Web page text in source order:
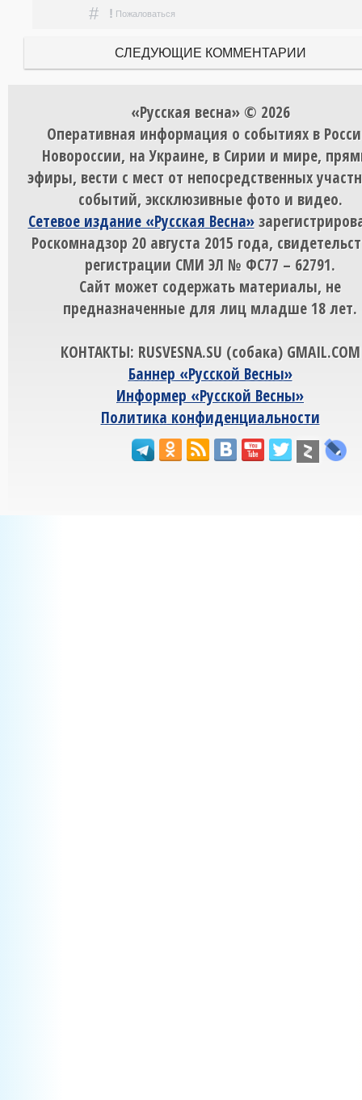
# ! Пожаловаться
СЛЕДУЮЩИЕ КОММЕНТАРИИ
«Русская весна» © 2026
Оперативная информация о событиях в
Новороссии, на Украине, в Сирии и мире,
эфиры, вести с мест от непосредственных
событий, эксклюзивные фото и видео.
Сетевое издание «Русская Весна»
Роскомнадзор 20 августа 2015 года,
регистрации СМИ ЭЛ № ФС77 – 62791.
Сайт может содержать материалы, не
предназначенные для лиц младше 18 лет.
КОНТАКТЫ: RUSVESNA.SU (собака) GMAIL.COM
Баннер «Русской Весны»
Информер «Русской Весны»
Политика конфиденциальности